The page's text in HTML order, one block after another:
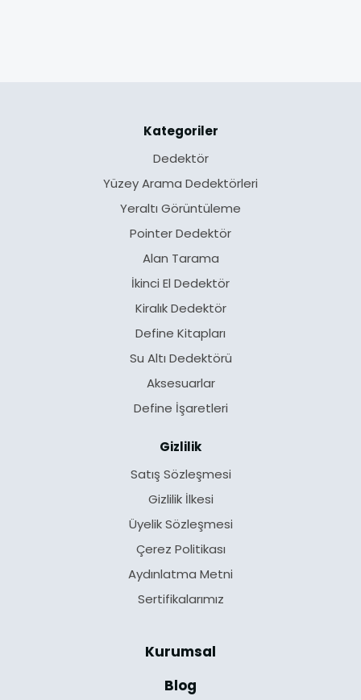
Kategoriler
Dedektör
Yüzey Arama Dedektörleri
Yeraltı Görüntüleme
Pointer Dedektör
Alan Tarama
İkinci El Dedektör
Kiralık Dedektör
Define Kitapları
Su Altı Dedektörü
Aksesuarlar
Define İşaretleri
Gizlilik
Satış Sözleşmesi
Gizlilik İlkesi
Üyelik Sözleşmesi
Çerez Politikası
Aydınlatma Metni
Sertifikalarımız
Kurumsal
Blog